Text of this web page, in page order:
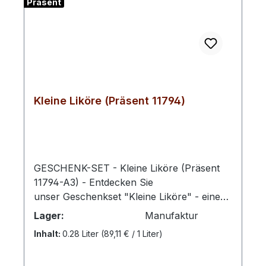
Kleine Liköre (Präsent 11794)
GESCHENK-SET - Kleine Liköre (Präsent
11794-A3) - Entdecken Sie
unser Geschenkset "Kleine Liköre" - eine
exquisite Auswahl von sieben
verschiedenen Likören in handlichen 0,04l
Flaschen. 1x Likör Wildpflaume 0.04l
Lager: Manufaktur
Inhalt: 0.28 Liter (89,11 € / 1 Liter)